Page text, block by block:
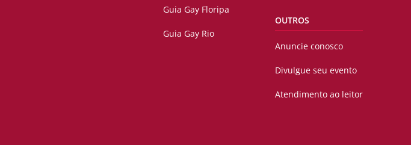
Guia Gay Floripa
Guia Gay Rio
OUTROS
Anuncie conosco
Divulgue seu evento
Atendimento ao leitor